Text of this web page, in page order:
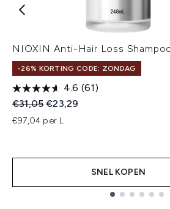
NIOXIN Anti-Hair Loss
-26% KORTING CODE: ZONDAG
4.6 (61)
Recommended Retail Price:
€31,05Huidige prijs:
€23,29
€97,04 per L
SNEL KOPEN